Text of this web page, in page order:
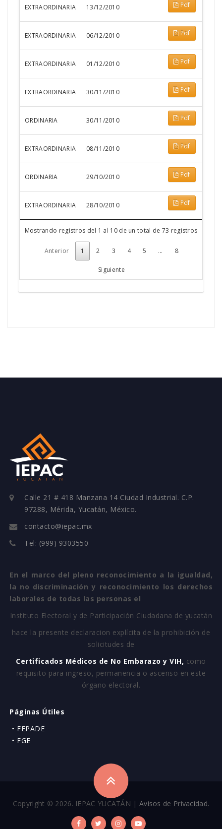
EXTRAORDINARIA 13/12/2010 Pdf
EXTRAORDINARIA 06/12/2010 Pdf
EXTRAORDINARIA 01/12/2010 Pdf
EXTRAORDINARIA 30/11/2010 Pdf
ORDINARIA 30/11/2010 Pdf
EXTRAORDINARIA 08/11/2010 Pdf
ORDINARIA 29/10/2010 Pdf
EXTRAORDINARIA 28/10/2010 Pdf
Mostrando registros del 1 al 10 de un total de 73 registros
Anterior 1 2 3 4 5 … 8
Siguiente
Calle 21 # 418 Manzana 14 Ciudad Industrial. C.P.
97288, Mérida, Yucatán, México.
contacto@iepac.mx
Tel: (999) 9303550
En el marco del pleno reconocimiento a la igualdad,
la no discriminación y reconocimiento los derechos
laborales de todas las personas el
Instituto Electoral y de Participación Ciudadana de yucatán
hace la presente declaracion explícita de la prohibición de
solicitudes de
Certificados Médicos de No Embarazo y VIH, como
requisito para ingreso, permanencia o ascenso en este
órgano electoral.
Páginas Útiles
• FEPADE
• FGE
Copyright © 2026. IEPAC YUCATÁN | Avisos de Privacidad.